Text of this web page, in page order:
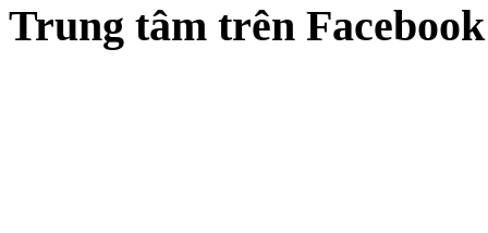
Trung tâm trên Facebook